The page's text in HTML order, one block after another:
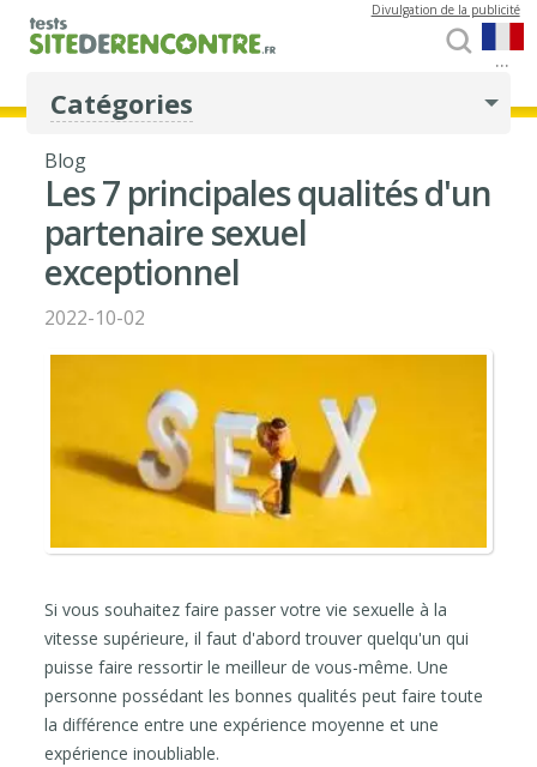
...
Divulgation de la publicité
Catégories
Blog
Les 7 principales qualités d'un
partenaire sexuel
exceptionnel
2022-10-02
Si vous souhaitez faire passer votre vie sexuelle à la
vitesse supérieure, il faut d'abord trouver quelqu'un qui
puisse faire ressortir le meilleur de vous-même. Une
personne possédant les bonnes qualités peut faire toute
la différence entre une expérience moyenne et une
expérience inoubliable.